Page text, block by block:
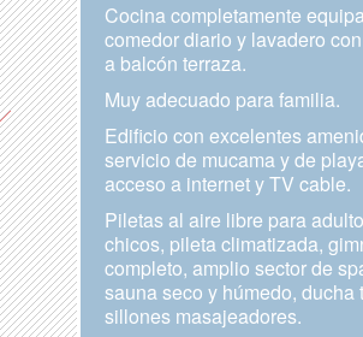
Cocina completamente
comedor diario y lavadero
a balcón terraza.
Muy adecuado para familia.
Edificio con excelentes
servicio de mucama y de
acceso a internet y TV cable.
Piletas al aire libre para
chicos, pileta climatizada,
completo, amplio sector de
sauna seco y húmedo, ducha
sillones masajeadores.